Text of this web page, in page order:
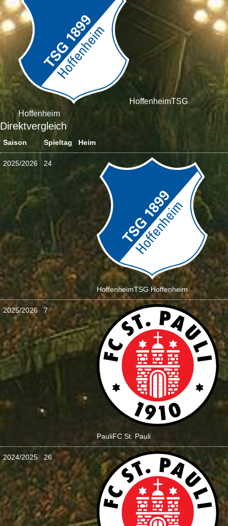
HoffenheimTSG
Hoffenheim
Direktvergleich
Saison Spieltag Heim
2025/2026 24
HoffenheimTSG Hoffenheim
:
2025/2026 7
PauliFC St. Pauli
:
2024/2025 26
: